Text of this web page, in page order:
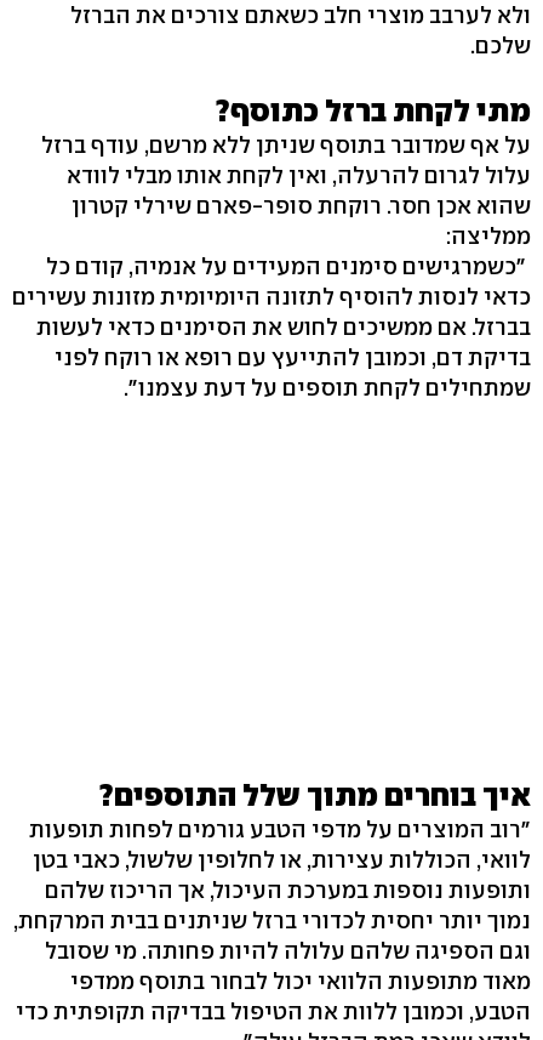
ולא לערבב מוצרי חלב כשאתם צורכים את הברזל
שלכם.
מתי לקחת ברזל כתוסף?
על אף שמדובר בתוסף שניתן ללא מרשם, עודף ברזל
עלול לגרום להרעלה, ואין לקחת אותו מבלי לוודא
שהוא אכן חסר. רוקחת סופר-פארם שירלי קטרון
ממליצה:
"כשמרגישים סימנים המעידים על אנמיה, קודם כל
כדאי לנסות להוסיף לתזונה היומיומית מזונות עשירים
בברזל. אם ממשיכים לחוש את הסימנים כדאי לעשות
בדיקת דם, וכמובן להתייעץ עם רופא או רוקח לפני
שמתחילים לקחת תוספים על דעת עצמנו".
איך בוחרים מתוך שלל התוספים?
"רוב המוצרים על מדפי הטבע גורמים לפחות תופעות
לוואי, הכוללות עצירות, או לחלופין שלשול, כאבי בטן
ותופעות נוספות במערכת העיכול, אך הריכוז שלהם
נמוך יותר יחסית לכדורי ברזל שניתנים בבית המרקחת,
וגם הספיגה שלהם עלולה להיות פחותה. מי שסובל
מאוד מתופעות הלוואי יכול לבחור בתוסף ממדפי
הטבע, וכמובן ללוות את הטיפול בבדיקה תקופתית כדי